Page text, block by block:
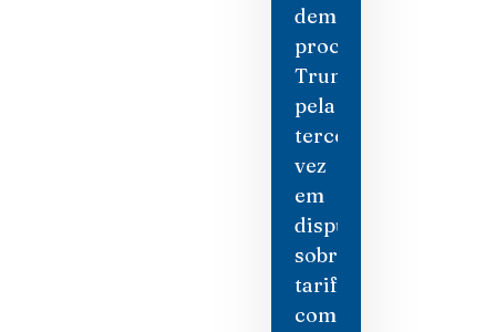
democratas
processam
Trump
pela
terceira
vez
em
disputa
sobre
tarifas
comerciais